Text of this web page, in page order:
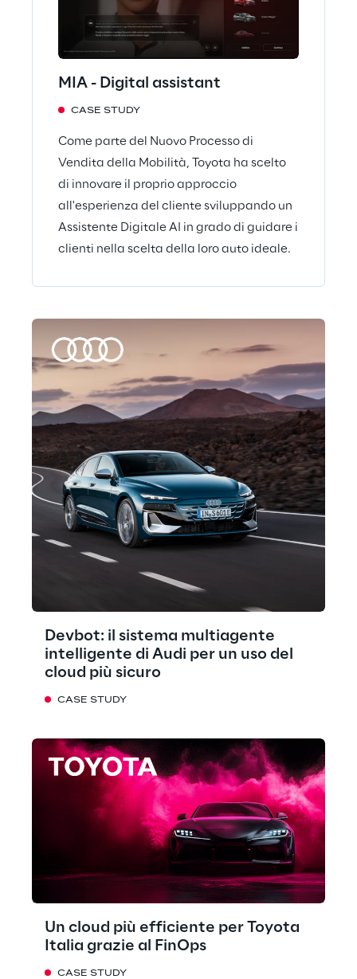
MIA - Digital assistant
CASE STUDY
Come parte del Nuovo Processo di
Vendita della Mobilità, Toyota ha scelto
di innovare il proprio approccio
all'esperienza del cliente sviluppando un
Assistente Digitale AI in grado di guidare i
clienti nella scelta della loro auto ideale.
Devbot: il sistema multiagente
intelligente di Audi per un uso del
cloud più sicuro
CASE STUDY
Un cloud più efficiente per Toyota
Italia grazie al FinOps
CASE STUDY